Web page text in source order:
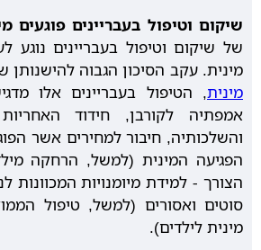
שיקום וטיפול בעבריינים פוגעים
של שיקום וטיפול בעבריינים נוגע
מינית. עקב הסיכון הגבוה להישנותן
מינית, הטיפול בעבריינים אלו
אמפתיה לקורבן, חידוד
והשלכותיה, חיבור למחירים אשר
הפגיעה המינית (למשל, הרחקה
הצורך - למידת מיומנויות המכוונות
סוטים ואסורים (למשל, טיפול
מינית לילדים).